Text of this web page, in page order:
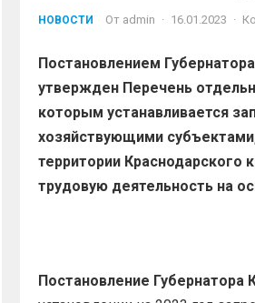
НОВОСТИ От admin · 16.01.2023 ·
Постановлением
утвержден Перечень
которым устанавливается
хозяйствующими
территории
трудовую деятельность на
Постановление Губернатора